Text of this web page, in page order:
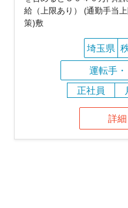
給（上限あり） (通勤手当
策)敷
埼玉県
運転手
正社員
詳